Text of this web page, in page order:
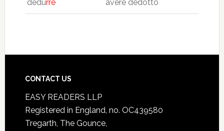
dedurre avere dedotto
CONTACT US
EASY READERS LLP
Registered in England, no. OC439580
Tregarth, The Gounce,